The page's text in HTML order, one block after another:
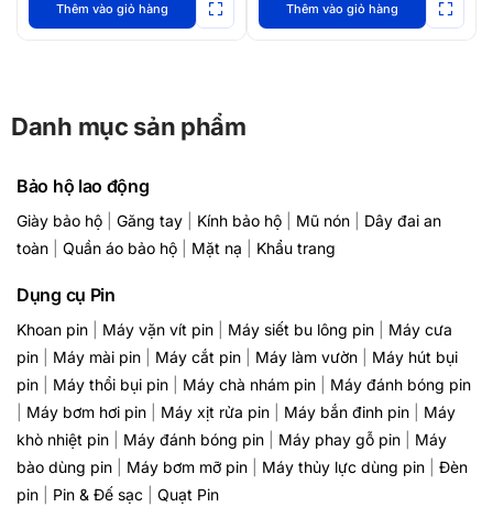
Thêm vào giỏ hàng Thêm vào giỏ hàng
Danh mục sản phẩm
Bảo hộ lao động
Giày bảo hộ Găng tay Kính bảo hộ Mũ nón
Dây đai an
toàn
Quần áo bảo hộ Mặt nạ Khẩu trang
Dụng cụ Pin
Khoan pin Máy vặn vít pin Máy siết bu lông pin
Máy cưa
pin
Máy mài pin Máy cắt pin Máy làm vườn
Máy hút bụi
pin
Máy thổi bụi pin Máy chà nhám pin
Máy đánh bóng pin
Máy bơm hơi pin Máy xịt rửa pin Máy bắn đinh pin
Máy
khò nhiệt pin
Máy đánh bóng pin Máy phay gỗ pin
Máy
bào dùng pin
Máy bơm mỡ pin Máy thủy lực dùng pin
Đèn
pin
Pin & Đế sạc Quạt Pin